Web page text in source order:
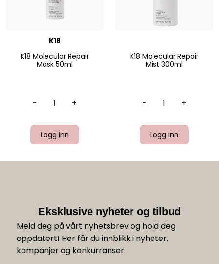
K18
K18 Molecular Repair
Mask 50ml
- +
Logg inn
K18 Molecular Repair
Mist 300ml
- +
Logg inn
Eksklusive nyheter og tilbud
Meld deg på vårt nyhetsbrev og hold deg
oppdatert! Her får du innblikk i nyheter,
kampanjer og konkurranser.